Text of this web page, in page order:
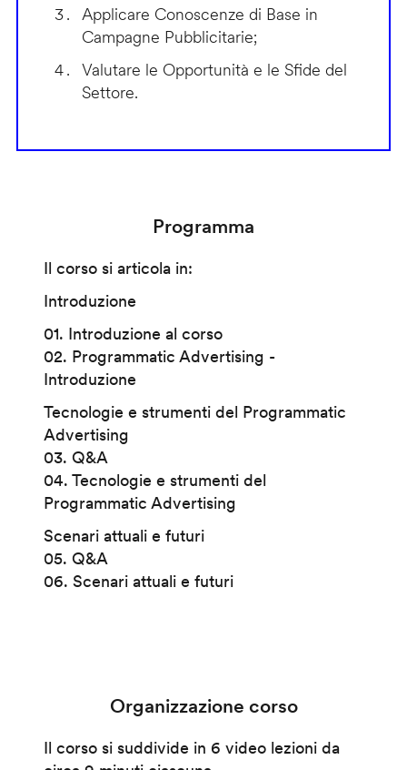
Applicare Conoscenze di Base in
Campagne Pubblicitarie;
Valutare le Opportunità e le Sfide del
Settore.
Programma
Il corso si articola in:
Introduzione
01. Introduzione al corso
02. Programmatic Advertising -
Introduzione
Tecnologie e strumenti del Programmatic
Advertising
03. Q&A
04. Tecnologie e strumenti del
Programmatic Advertising
Scenari attuali e futuri
05. Q&A
06. Scenari attuali e futuri
Organizzazione corso
Il corso si suddivide in 6 video lezioni da